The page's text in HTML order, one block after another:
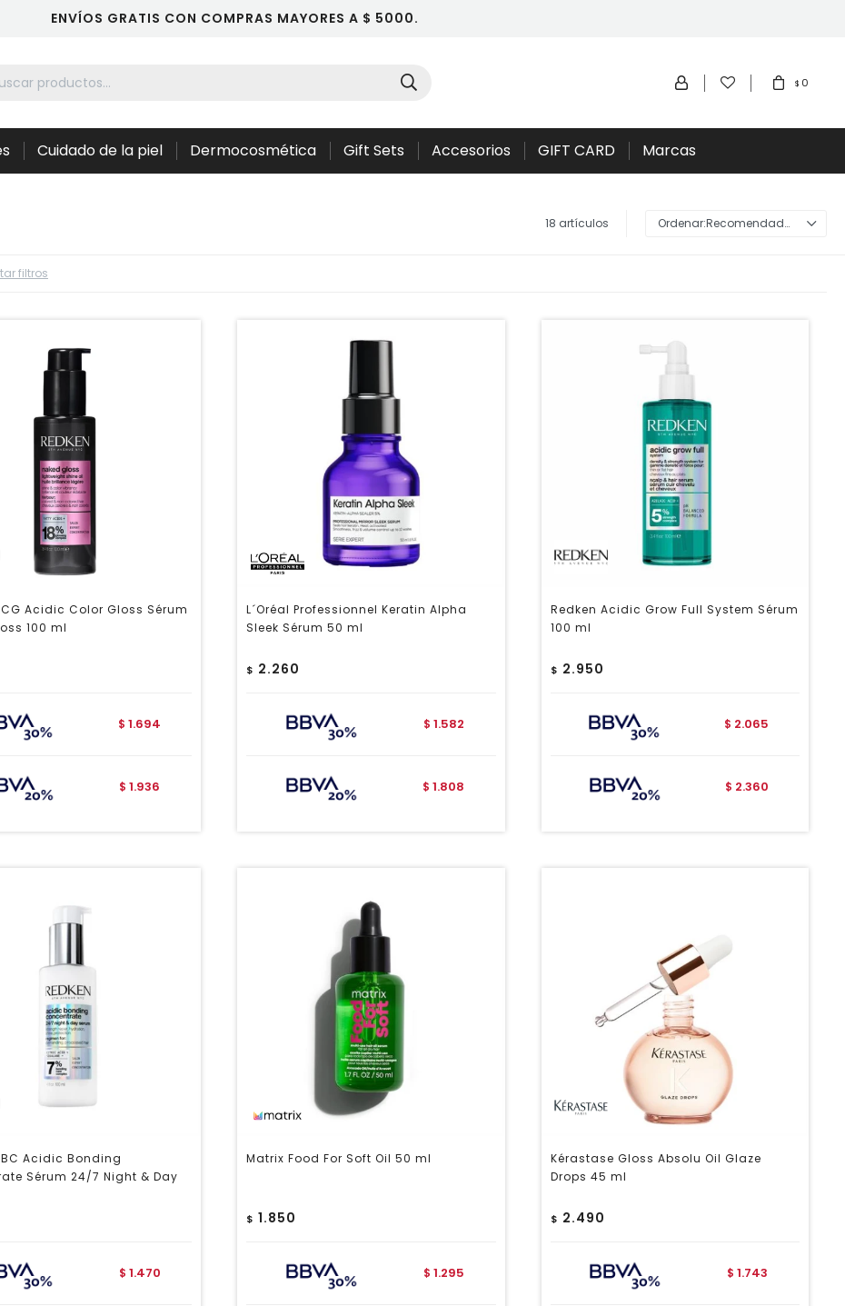
ENVÍOS GRATIS CON COMPRAS MAYORES A $ 5000.
Cuidado de la piel Dermocosmética Gift Sets Accesorios GIFT CARD Marcas
$ 0
18 artículos Recomendados
filtros
Acidic Color Gloss Sérum
100 ml
$ 1.694
$ 1.936
L´Oréal Professionnel Keratin Alpha
Sleek Sérum 50 ml
$ 2.260
$ 1.582
$ 1.808
Redken Acidic Grow Full System Sérum
100 ml
$ 2.950
$ 2.065
$ 2.360
Acidic Bonding
Sérum 24/7 Night & Day
$ 1.470
Matrix Food For Soft Oil 50 ml
$ 1.850
$ 1.295
Kérastase Gloss Absolu Oil Glaze
Drops 45 ml
$ 2.490
$ 1.743